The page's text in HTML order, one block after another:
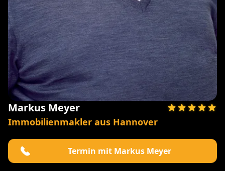
Markus Meyer
Immobilienmakler aus Hannover
Termin mit Markus Meyer